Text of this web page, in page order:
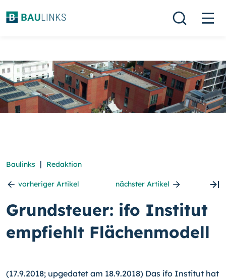
Baulinks | Redaktion
vorheriger Artikel nächster Artikel
Grundsteuer: ifo Institut
empfiehlt Flächenmodell
(17.9.2018; upgedatet am 18.9.2018) Das ifo Institut hat